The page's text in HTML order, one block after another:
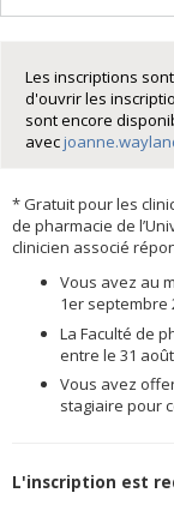
Les inscriptions
d'ouvrir les
sont encore
avec
* Gratuit pour les
de pharmacie de
clinicien associé
Vous avez au
1er septembre
La Faculté de
entre le 31
Vous avez
stagiaire pour
L'inscription est